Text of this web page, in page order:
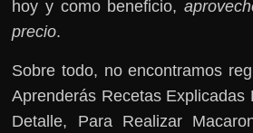
hoy y como beneficio,
precio.
Sobre todo, no encontramos
Aprenderás Recetas Explicadas
Detalle, Para Realizar